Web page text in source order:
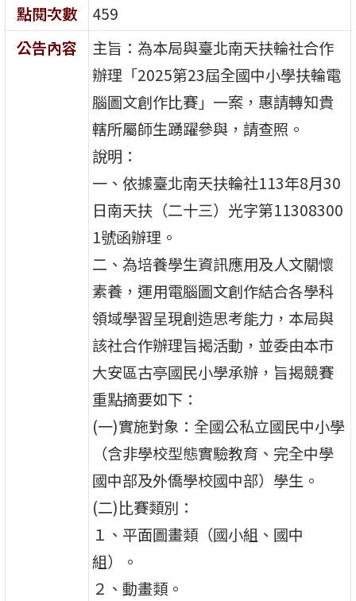
點閱次數
459
公告內容
主旨：為本局與臺北南天扶輪社合作
辦理「2025第23屆全國中小學扶輪電
腦圖文創作比賽」一案，惠請轉知貴
轄所屬師生踴躍參與，請查照。
說明：
一、依據臺北南天扶輪社113年8月30
日南天扶（二十三）光字第11308300
1號函辦理。
二、為培養學生資訊應用及人文關懷
素養，運用電腦圖文創作結合各學科
領域學習呈現創造思考能力，本局與
該社合作辦理旨揭活動，並委由本市
大安區古亭國民小學承辦，旨揭競賽
重點摘要如下：
(一)實施對象：全國公私立國民中小學
（含非學校型態實驗教育、完全中學
國中部及外僑學校國中部）學生。
(二)比賽類別：
１、平面圖畫類（國小組、國中
組）。
２、動畫類。